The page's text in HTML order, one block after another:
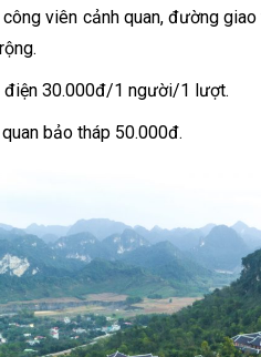
viên cảnh quan, đường
điện 30.000đ/1 người/1 lượt.
bảo tháp 50.000đ.